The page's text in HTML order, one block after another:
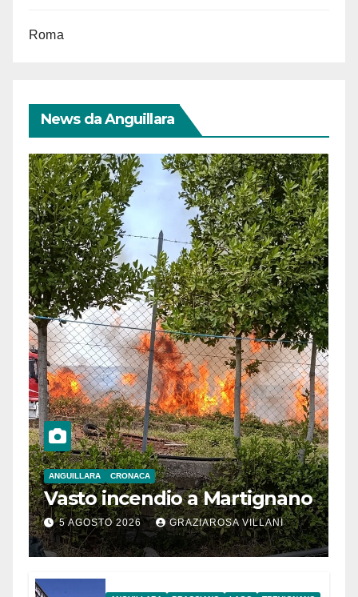
Roma
News da Anguillara
ANGUILLARA CRONACA
Vasto incendio a Martignano
5 AGOSTO 2026 GRAZIAROSA VILLANI